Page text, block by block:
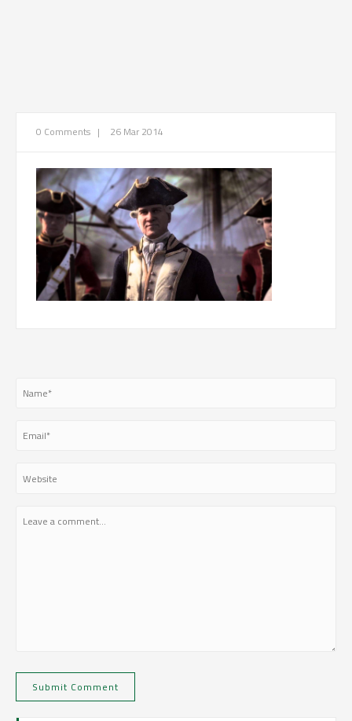
0 Comments | 26 Mar 2014